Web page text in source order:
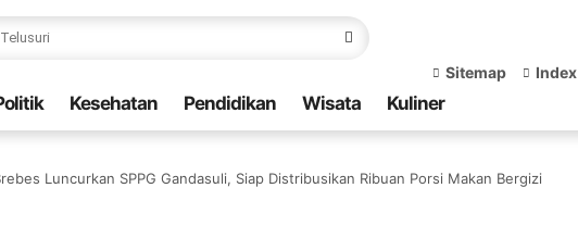
Sitemap Index
Kesehatan Pendidikan Wisata Kuliner
Luncurkan SPPG Gandasuli, Siap Distribusikan Ribuan Porsi Makan Bergizi